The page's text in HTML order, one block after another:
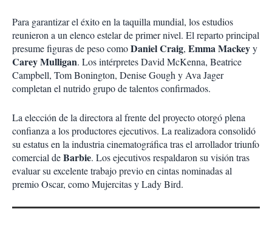
Para garantizar el éxito en la taquilla mundial, los estudios
reunieron a un elenco estelar de primer nivel. El reparto principal
presume figuras de peso comoDaniel Craig, Emma Mackeyy
Carey Mulligan. Los intérpretes David McKenna, Beatrice
Campbell, Tom Bonington, Denise Gough y Ava Jager
completan el nutrido grupo de talentos confirmados.
La elección de la directora al frente del proyecto otorgó plena
confianza a los productores ejecutivos. La realizadora consolidó
su estatus en la industria cinematográfica tras el arrollador triunfo
comercial deBarbie. Los ejecutivos respaldaron su visión tras
evaluar su excelente trabajo previo en cintas nominadas al
premio Oscar, como Mujercitas y Lady Bird.